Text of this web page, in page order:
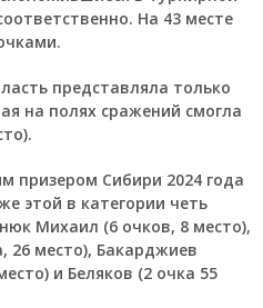
На 43 месте
представляла только
на полях сражений смогла
призером Сибири 2024 года
этой в категории четь
Михаил (6 очков, 8 место),
26 место), Бакарджиев
и Беляков (2 очка 55